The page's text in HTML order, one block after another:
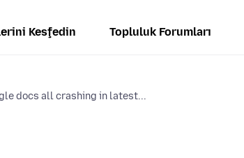
Keşfedin Topluluk Forumları
docs all crashing in latest...